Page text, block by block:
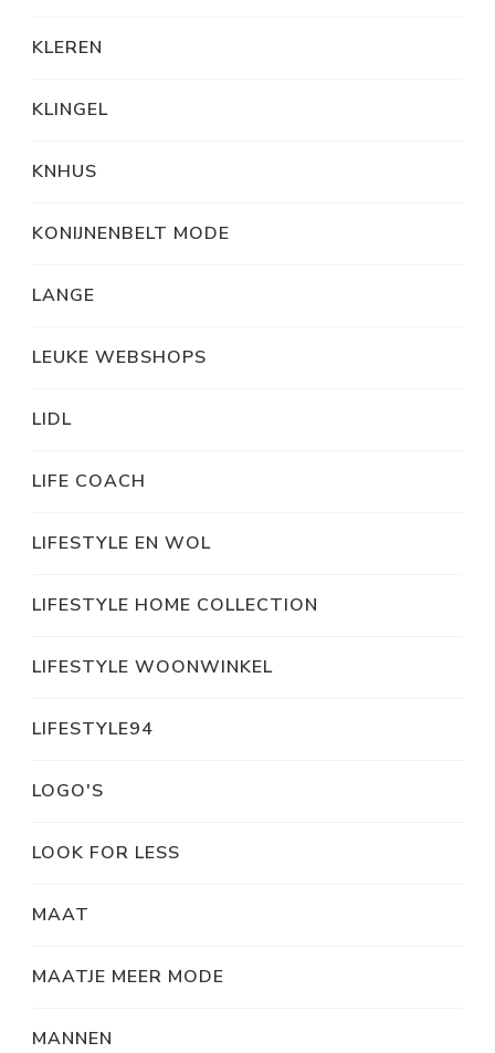
KLEREN
KLINGEL
KNHUS
KONIJNENBELT MODE
LANGE
LEUKE WEBSHOPS
LIDL
LIFE COACH
LIFESTYLE EN WOL
LIFESTYLE HOME COLLECTION
LIFESTYLE WOONWINKEL
LIFESTYLE94
LOGO'S
LOOK FOR LESS
MAAT
MAATJE MEER MODE
MANNEN